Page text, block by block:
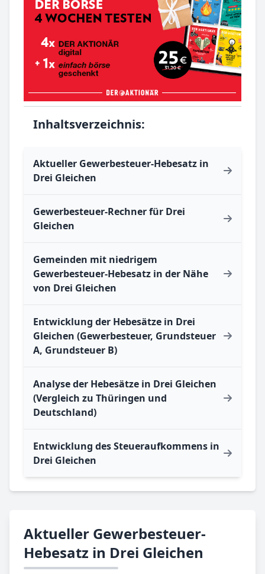
Inhaltsverzeichnis:
Aktueller Gewerbesteuer-Hebesatz in
Drei Gleichen
Gewerbesteuer-Rechner für Drei
Gleichen
Gemeinden mit niedrigem
Gewerbesteuer-Hebesatz in der Nähe
von Drei Gleichen
Entwicklung der Hebesätze in Drei
Gleichen (Gewerbesteuer, Grundsteuer
A, Grundsteuer B)
Analyse der Hebesätze in Drei Gleichen
(Vergleich zu Thüringen und
Deutschland)
Entwicklung des Steueraufkommens in
Drei Gleichen
Aktueller Gewerbesteuer-
Hebesatz in Drei Gleichen